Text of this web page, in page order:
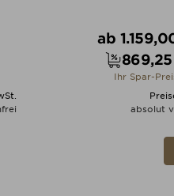
ab
Preis
Ihr Spar-
absolut